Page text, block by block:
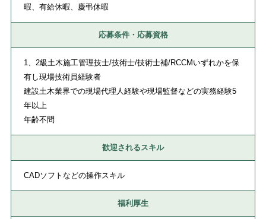
暇、有給休暇、慶弔休暇
応募条件・応募資格
1、2級土木施工管理技士/技術士/技術士補/RCCMいずれかを保
有し現場技術員経験者
建設土木業界での現場代理人経験や現場監督などの実務経験5
年以上
年齢不問
歓迎されるスキル
CADソフトなどの操作スキル
福利厚生